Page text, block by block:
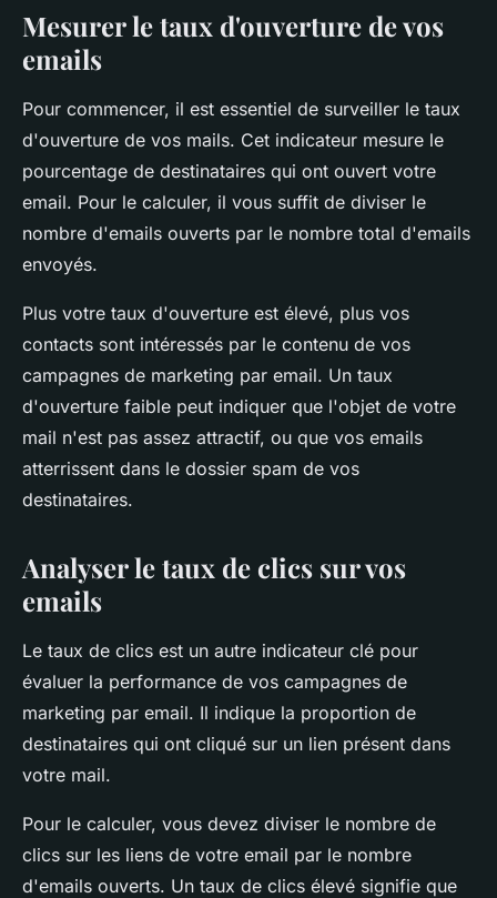
Mesurer le taux d'ouverture de vos
emails
Pour commencer, il est essentiel de surveiller le taux
d'ouverture de vos mails. Cet indicateur mesure le
pourcentage de destinataires qui ont ouvert votre
email. Pour le calculer, il vous suffit de diviser le
nombre d'emails ouverts par le nombre total d'emails
envoyés.
Plus votre taux d'ouverture est élevé, plus vos
contacts sont intéressés par le contenu de vos
campagnes de marketing par email. Un taux
d'ouverture faible peut indiquer que l'objet de votre
mail n'est pas assez attractif, ou que vos emails
atterrissent dans le dossier spam de vos
destinataires.
Analyser le taux de clics sur vos
emails
Le taux de clics est un autre indicateur clé pour
évaluer la performance de vos campagnes de
marketing par email. Il indique la proportion de
destinataires qui ont cliqué sur un lien présent dans
votre mail.
Pour le calculer, vous devez diviser le nombre de
clics sur les liens de votre email par le nombre
d'emails ouverts. Un taux de clics élevé signifie que